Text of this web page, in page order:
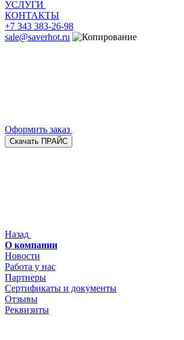
УСЛУГИ
КОНТАКТЫ
+7 343 383-26-98
sale@saverhot.ru
Оформить заказ
Скачать ПРАЙС
Назад
О компании
Новости
Работа у нас
Партнеры
Сертификаты и документы
Отзывы
Реквизиты